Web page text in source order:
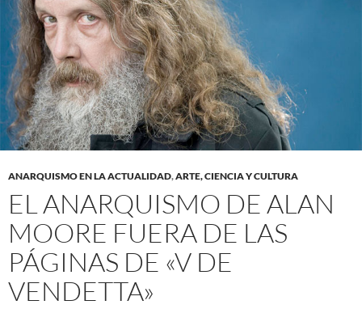
ANARQUISMO EN LA ACTUALIDAD,ARTE, CIENCIA Y CULTURA
EL ANARQUISMO DE ALAN
MOORE FUERA DE LAS
PÁGINAS DE «V DE
VENDETTA»